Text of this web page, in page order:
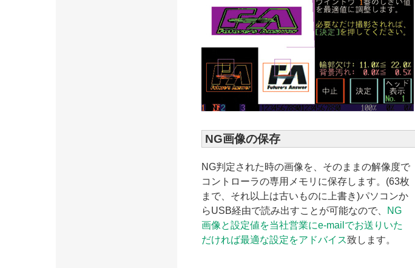
NG画像の保存
NG判定された時の画像を、そのままの解像度で
コントローラの専用メモリに保存します。(63枚
まで、それ以上は古いものに上書き)パソコンか
らUSB経由で読み出すことが可能なので、
NG
画像と設定値を当社営業にe-mailでお送りいた
だければ最適な設定をアドバイス致します。